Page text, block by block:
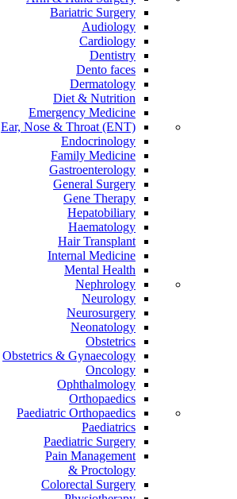
Bariatric Surgery
Audiology
Cardiology
Dentistry
Dento faces
Dermatology
Diet & Nutrition
Emergency Medicine
Ear, Nose & Throat (ENT)
Endocrinology
Family Medicine
Gastroenterology
General Surgery
Gene Therapy
Hepatobiliary
Haematology
Hair Transplant
Internal Medicine
Mental Health
Nephrology
Neurology
Neurosurgery
Neonatology
Obstetrics
Obstetrics & Gynaecology
Oncology
Ophthalmology
Orthopaedics
Paediatric Orthopaedics
Paediatrics
Paediatric Surgery
Pain Management
Proctology &
Colorectal Surgery